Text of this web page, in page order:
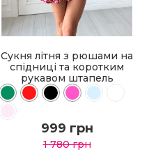
Сукня літня з рюшами на
спідниці та коротким
рукавом штапель
999 грн
1 780 грн